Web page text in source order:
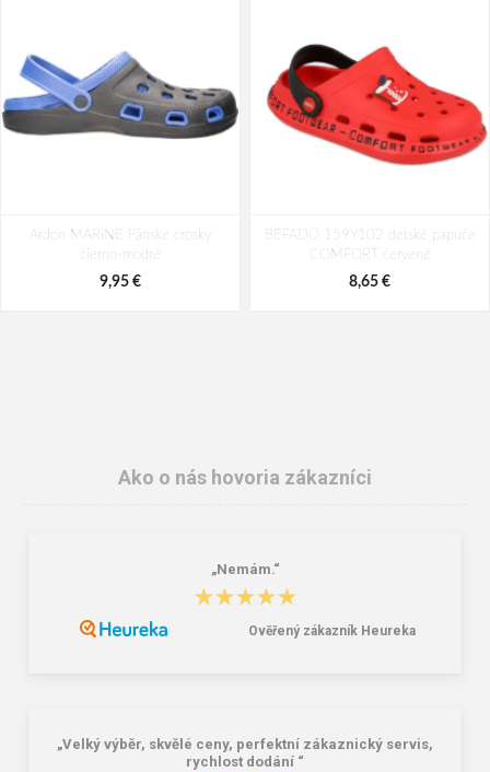
Ardon MARINE Pánske crosky
čierno-modré
9,95 €
BEFADO 159Y102 detské papuče
COMFORT červené
8,65 €
Detské žabky Ipanema UNIQUE II
6,26 € 17,60 € 12,35 €
Ako o nás hovoria zákazníci
„Nemám.“
★★★★★
★★★★★
Ověřený zákazník Heureka
„Velký výběr, skvělé ceny, perfektní zákaznický servis,
rychlost dodání “